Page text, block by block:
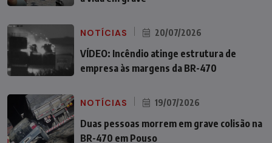
NOTÍCIAS 20/07/2026
VÍDEO: Incêndio atinge estrutura de
empresa às margens da BR-470
NOTÍCIAS 19/07/2026
Duas pessoas morrem em grave colisão na
BR-470 em Pouso